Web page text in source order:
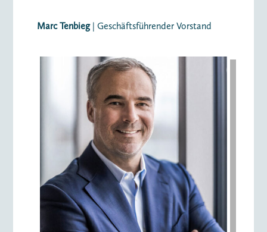
Marc Tenbieg| Geschäftsführender Vorstand